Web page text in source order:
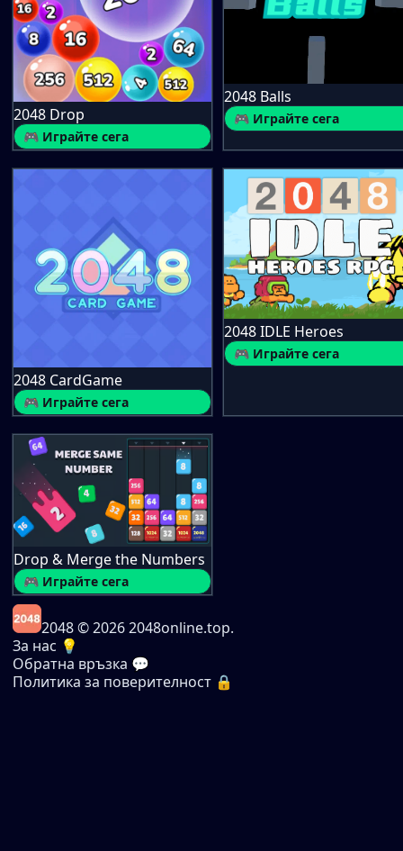
2048 Drop
🎮 Играйте сега
2048 Balls
🎮 Играйте сега
2048 CardGame
🎮 Играйте сега
2048 IDLE Heroes
🎮 Играйте сега
Drop & Merge the Numbers
🎮 Играйте сега
2048© 2026 2048online.top.
За нас 💡
Обратна връзка 💬
Политика за поверителност 🔒